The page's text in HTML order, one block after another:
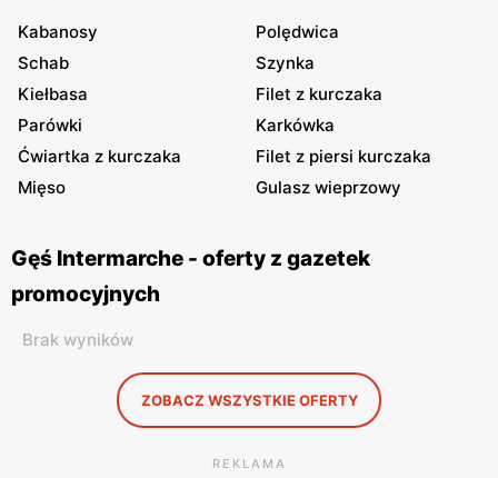
Kabanosy
Polędwica
Schab
Szynka
Kiełbasa
Filet z kurczaka
Parówki
Karkówka
Ćwiartka z kurczaka
Filet z piersi kurczaka
Mięso
Gulasz wieprzowy
Gęś Intermarche - oferty z gazetek
promocyjnych
Brak wyników
ZOBACZ WSZYSTKIE OFERTY
REKLAMA